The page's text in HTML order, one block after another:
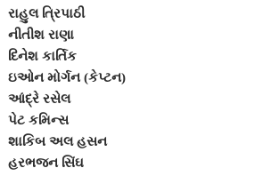
રાહુલ ત્રિપાઠી
નીતીશ રાણા
દિનેશ કાર્તિક
ઇઓન મોર્ગન (કેપ્ટન)
આંદ્રે રસેલ
પેટ કમિન્સ
શાકિબ અલ હસન
હરભજન સિંઘ